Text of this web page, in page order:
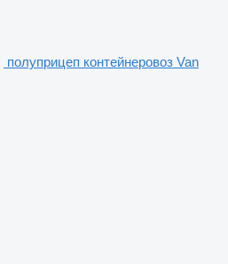
полуприцеп контейнеровоз Van